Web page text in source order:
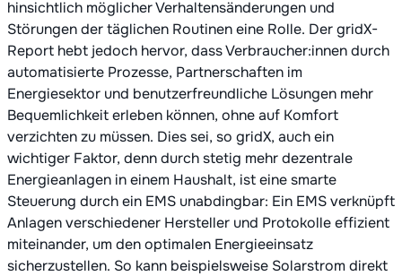
hinsichtlich möglicher Verhaltensänderungen und
Störungen der täglichen Routinen eine Rolle. Der gridX-
Report hebt jedoch hervor, dass Verbraucher:innen durch
automatisierte Prozesse, Partnerschaften im
Energiesektor und benutzerfreundliche Lösungen mehr
Bequemlichkeit erleben können, ohne auf Komfort
verzichten zu müssen. Dies sei, so gridX, auch ein
wichtiger Faktor, denn durch stetig mehr dezentrale
Energieanlagen in einem Haushalt, ist eine smarte
Steuerung durch ein EMS unabdingbar: Ein EMS verknüpft
Anlagen verschiedener Hersteller und Protokolle effizient
miteinander, um den optimalen Energieeinsatz
sicherzustellen. So kann beispielsweise Solarstrom direkt